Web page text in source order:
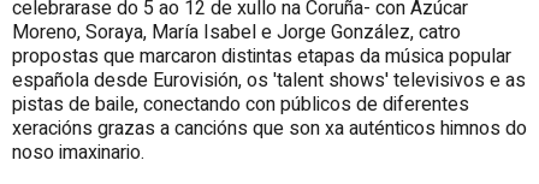
celebrarase do 5 ao 12 de xullo na Coruña- con Azúcar
Moreno, Soraya, María Isabel e Jorge González, catro
propostas que marcaron distintas etapas da música popular
española desde Eurovisión, os 'talent shows' televisivos e as
pistas de baile, conectando con públicos de diferentes
xeracións grazas a cancións que son xa auténticos himnos do
noso imaxinario.